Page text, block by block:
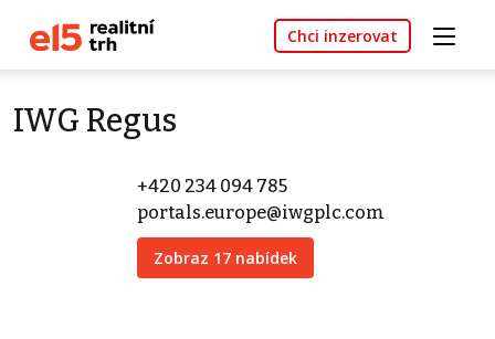
Chci inzerovat
IWG Regus
+420 234 094 785
portals.europe@iwgplc.com
Zobraz 17 nabídek